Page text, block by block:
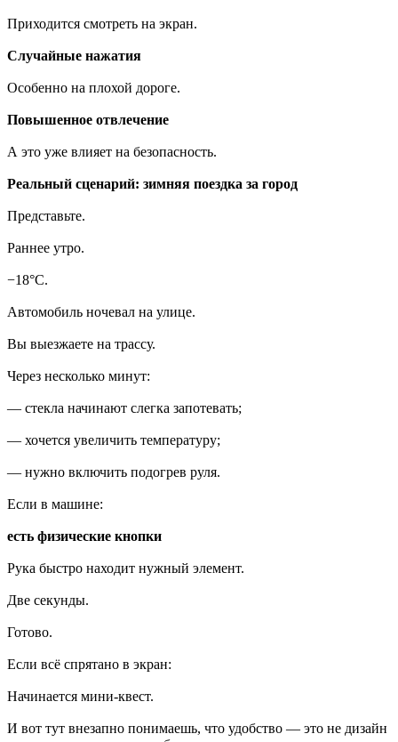
Приходится смотреть на экран.
Случайные нажатия
Особенно на плохой дороге.
Повышенное отвлечение
А это уже влияет на безопасность.
Реальный сценарий: зимняя поездка за город
Представьте.
Раннее утро.
−18°C.
Автомобиль ночевал на улице.
Вы выезжаете на трассу.
Через несколько минут:
— стекла начинают слегка запотевать;
— хочется увеличить температуру;
— нужно включить подогрев руля.
Если в машине:
есть физические кнопки
Рука быстро находит нужный элемент.
Две секунды.
Готово.
Если всё спрятано в экран:
Начинается мини-квест.
И вот тут внезапно понимаешь, что удобство — это не дизайн